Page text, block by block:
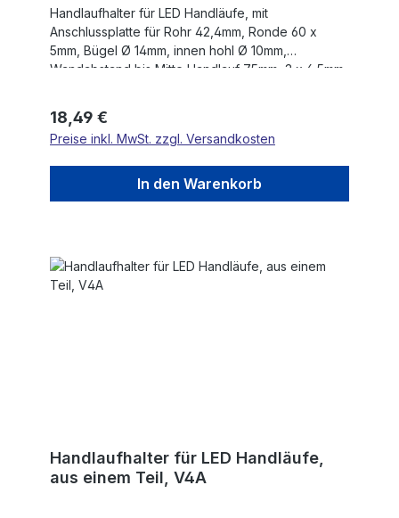
Handlaufhalter für LED Handläufe, mit
Anschlussplatte für Rohr 42,4mm, Ronde 60 x
5mm, Bügel Ø 14mm, innen hohl Ø 10mm,
Wandabstand bis Mitte Handlauf 75mm, 3 x 6,5mm
Regulärer Preis:
18,49 €
Preise inkl. MwSt. zzgl. Versandkosten
In den Warenkorb
Handlaufhalter für LED Handläufe,
aus einem Teil, V4A